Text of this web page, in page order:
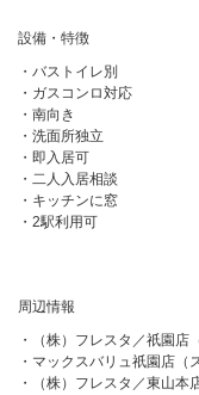
設備・特徴
バストイレ別
ガスコンロ対応
南向き
洗面所独立
即入居可
二人入居相談
キッチンに窓
2駅利用可
周辺情報
（株）フレスタ／祇園
マックスバリュ祇園店（
（株）フレスタ／東山